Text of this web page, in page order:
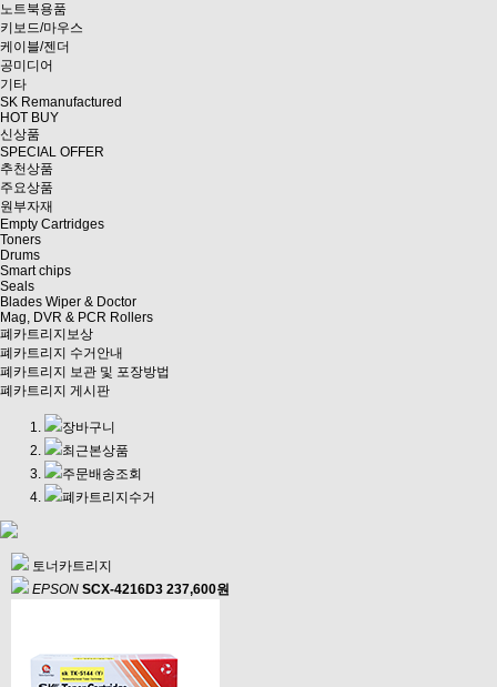
노트북용품
키보드/마우스
케이블/젠더
공미디어
기타
SK Remanufactured
HOT BUY
신상품
SPECIAL OFFER
추천상품
주요상품
원부자재
Empty Cartridges
Toners
Drums
Smart chips
Seals
Blades Wiper & Doctor
Mag, DVR & PCR Rollers
폐카트리지보상
폐카트리지 수거안내
폐카트리지 보관 및 포장방법
폐카트리지 게시판
장바구니
최근본상품
주문배송조회
폐카트리지수거
토너카트리지
EPSON SCX-4216D3 237,600원